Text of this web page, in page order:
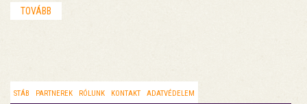
TOVÁBB
STÁB PARTNEREK RÓLUNK KONTAKT ADATVÉDELEM